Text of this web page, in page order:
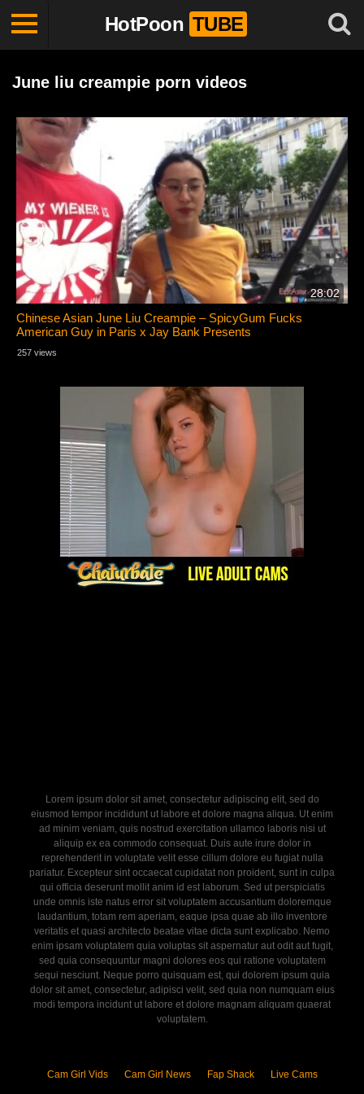
HotPoon TUBE
June liu creampie porn videos
28:02
Chinese Asian June Liu Creampie – SpicyGum Fucks
American Guy in Paris x Jay Bank Presents
257 views
Lorem ipsum dolor sit amet, consectetur adipiscing elit, sed do
eiusmod tempor incididunt ut labore et dolore magna aliqua. Ut enim
ad minim veniam, quis nostrud exercitation ullamco laboris nisi ut
aliquip ex ea commodo consequat. Duis aute irure dolor in
reprehenderit in voluptate velit esse cillum dolore eu fugiat nulla
pariatur. Excepteur sint occaecat cupidatat non proident, sunt in culpa
qui officia deserunt mollit anim id est laborum. Sed ut perspiciatis
unde omnis iste natus error sit voluptatem accusantium doloremque
laudantium, totam rem aperiam, eaque ipsa quae ab illo inventore
veritatis et quasi architecto beatae vitae dicta sunt explicabo. Nemo
enim ipsam voluptatem quia voluptas sit aspernatur aut odit aut fugit,
sed quia consequuntur magni dolores eos qui ratione voluptatem
sequi nesciunt. Neque porro quisquam est, qui dolorem ipsum quia
dolor sit amet, consectetur, adipisci velit, sed quia non numquam eius
modi tempora incidunt ut labore et dolore magnam aliquam quaerat
voluptatem.
Cam Girl Vids Cam Girl News Fap Shack Live Cams